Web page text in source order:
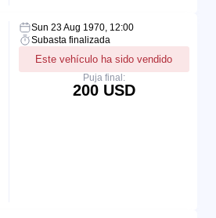
Sun 23 Aug 1970, 12:00
Subasta finalizada
Este vehículo ha sido vendido
Puja final:
200 USD